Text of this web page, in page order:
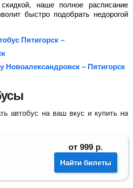
наше полное расписание
быстро подобрать недорогой
Пятигорск –
Новоалександровск – Пятигорск
автобус на ваш вкус и купить на
от 999 р.
Найти билеты